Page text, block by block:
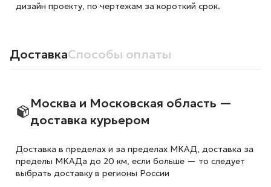
дизайн проекту, по чертежам за короткий срок.
ДоставкаСпособы оплаты
Москва и Московская область —
доставка курьером
Доставка в пределах и за пределах МКАД, доставка за
пределы МКАДа до 20 км, если больше — то следует
выбрать доставку в регионы России